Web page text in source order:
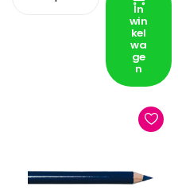
In
win
kel
wa
ge
n